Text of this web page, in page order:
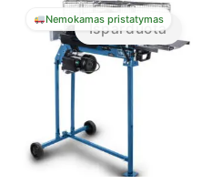
Nemokamas pristatymas
Išparduota